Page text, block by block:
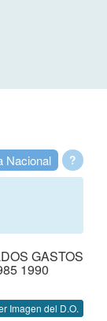
?
Nacional
GASTOS
1990
Imagen del D.O.